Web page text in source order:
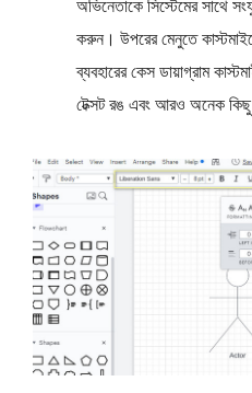
করুন। উপরের মেনুতে
ব্যবহারের কেস ডায়াগ্রাম
টেক্সট রঙ এবং আরও অনেক কিছু